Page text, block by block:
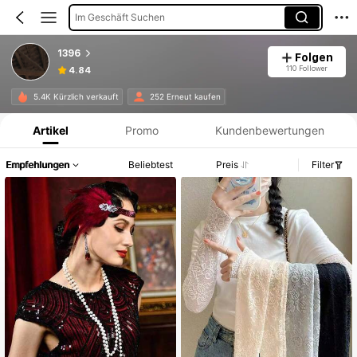
Im Geschäft Suchen
1396
4.84
Folgen
110 Follower
5.4K Kürzlich verkauft 252 Erneut kaufen
Produktinformation: Preisangabe, Verkaufs- und Lagerbestandsdetails.
Artikel Promo Kundenbewertungen
Empfehlungen Beliebtest Preis Filter